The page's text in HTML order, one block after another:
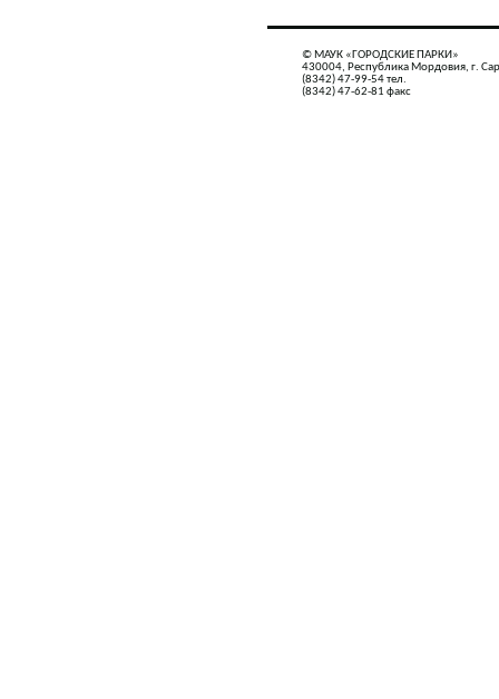
© МАУК «ГОРОДСКИЕ ПАРКИ»
430004, Республика Мордовия, г.
(8342) 47-99-54 тел.
(8342) 47-62-81 факс